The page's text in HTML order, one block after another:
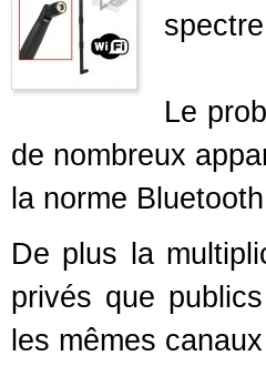
Le
de nombreux
la norme
De plus la
privés que
les mêmes